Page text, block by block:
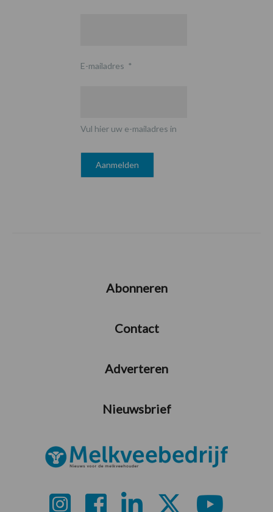
E-mailadres *
Vul hier uw e-mailadres in
Abonneren
Contact
Adverteren
Nieuwsbrief